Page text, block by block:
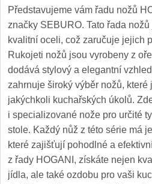
Představujeme vám řadu nožů
značky SEBURO. Tato řada
kvalitní oceli, což zaručuje jejich
Rukojeti nožů jsou vyrobeny z
dodává stylový a elegantní
zahrnuje široký výběr nožů,
jakýchkoli kuchařských úkolů.
i specializované nože pro určité
stole. Každý nůž z této série má
které zajišťují pohodlné a
z řady HOGANI, získáte nejen
jídla, ale také ozdobu pro vaši